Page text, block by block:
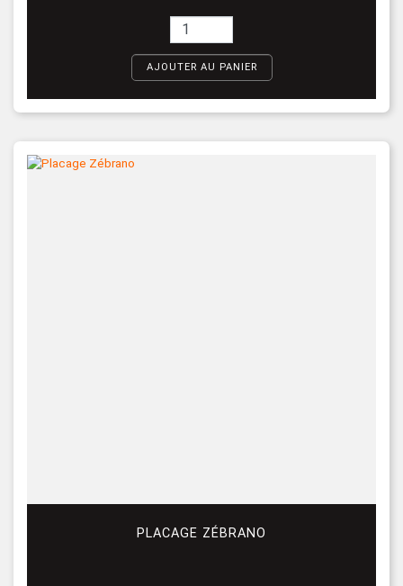
AJOUTER AU PANIER
PLACAGE ZÉBRANO